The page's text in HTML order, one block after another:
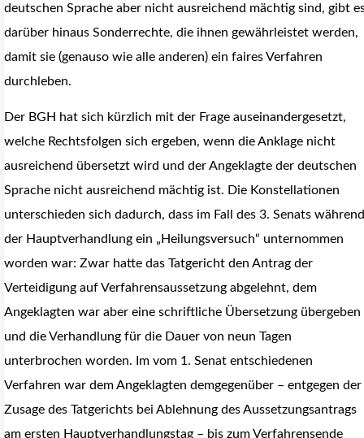
deutschen Sprache aber nicht ausreichend mächtig sind, gibt
darüber hinaus Sonderrechte, die ihnen gewährleistet werden,
damit sie (genauso wie alle anderen) ein faires Verfahren
durchleben.
Der BGH hat sich kürzlich mit der Frage auseinandergesetzt,
welche Rechtsfolgen sich ergeben, wenn die Anklage nicht
ausreichend übersetzt wird und der Angeklagte der deutschen
Sprache nicht ausreichend mächtig ist. Die Konstellationen
unterschieden sich dadurch, dass im Fall des 3. Senats während
der Hauptverhandlung ein „Heilungsversuch“ unternommen
worden war: Zwar hatte das Tatgericht den Antrag der
Verteidigung auf Verfahrensaussetzung abgelehnt, dem
Angeklagten war aber eine schriftliche Übersetzung übergeben
und die Verhandlung für die Dauer von neun Tagen
unterbrochen worden. Im vom 1. Senat entschiedenen
Verfahren war dem Angeklagten demgegenüber – entgegen der
Zusage des Tatgerichts bei Ablehnung des Aussetzungsantrags
am ersten Hauptverhandlungstag – bis zum Verfahrensende